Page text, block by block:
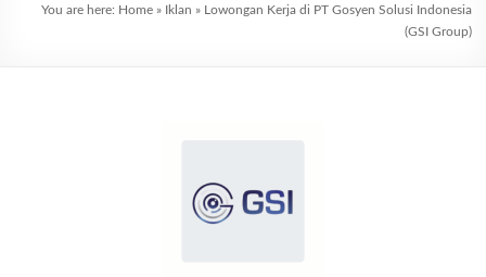
You are here: Home» Iklan » Lowongan Kerja di PT Gosyen Solusi Indonesia
(GSI Group)